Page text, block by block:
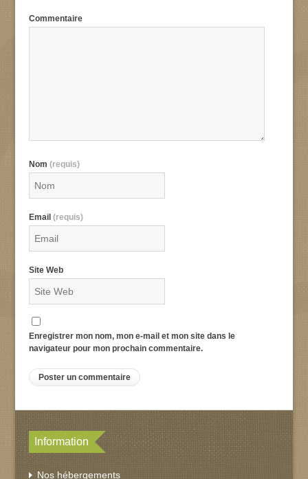
Commentaire
Nom(requis)
Email(requis)
Site Web
Enregistrer mon nom, mon e-mail et mon site dans le
navigateur pour mon prochain commentaire.
Information
Nos hébergements